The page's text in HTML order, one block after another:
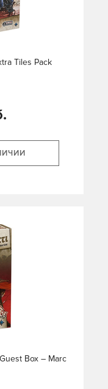
Tiles Pack
Box – Marc